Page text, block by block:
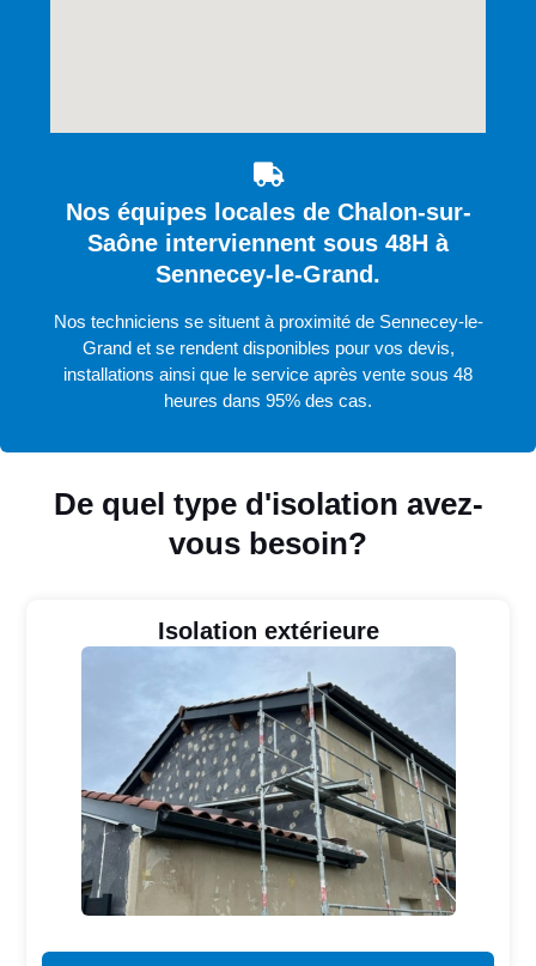
De quel type d'isolation avez-
vous besoin?
Isolation extérieure
Nos équipes locales de Chalon-sur-
Saône interviennent sous 48H à
Sennecey-le-Grand.
Nos techniciens se situent à proximité de Sennecey-le-
Grand et se rendent disponibles pour vos devis,
installations ainsi que le service après vente sous 48
heures dans 95% des cas.